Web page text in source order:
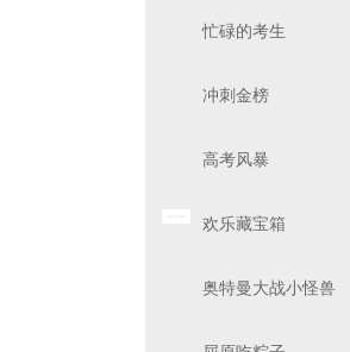
忙碌的考生
冲刺金榜
高考风暴
欢乐藏宝箱
奥特曼大战小怪兽